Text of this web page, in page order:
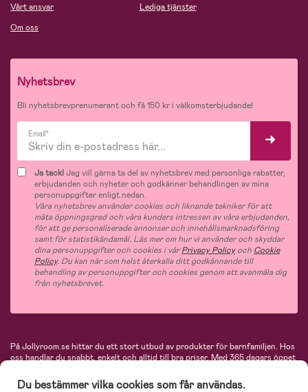
Vårt ansvar
Om oss
Lediga tjänster
Nyhetsbrev
Bli nyhetsbrevprenumerant och få 150 kr i välkomsterbjudande!
Email*
Ja tack!Jag vill gärna ta del av nyhetsbrev med personliga rabatter,
erbjudanden och nyheter och godkänner behandlingen av mina
personuppgifter enligt nedan.
Våra nyhetsbrev använder cookies och liknande tekniker för att
mäta öppningsgrad och våra kunders intressen av våra erbjudanden,
för att ge personaliserade annonser och innehållsmarknadsföring
samt för statistikändamål. Läs mer om hur vi använder och skyddar
dina personuppgifter och cookies i vårPrivacy Policyoch Cookie
Policy. Du kan när som helst återkalla ditt godkännande till
behandling av personuppgifter och cookies genom att avanmäla dig
från nyhetsbrevet.
På Jollyroom.se hittar du ett stort utbud av produkter för barnfamiljen. Hos
oss handlar du snabbt, enkelt och alltid till bra priser. Med 365 dagars öppet
hos oss. I vårt sortiment hittar du barnvagnar, bilstolar, kläder för barn och
Du bestämmer vilka cookies som får användas.